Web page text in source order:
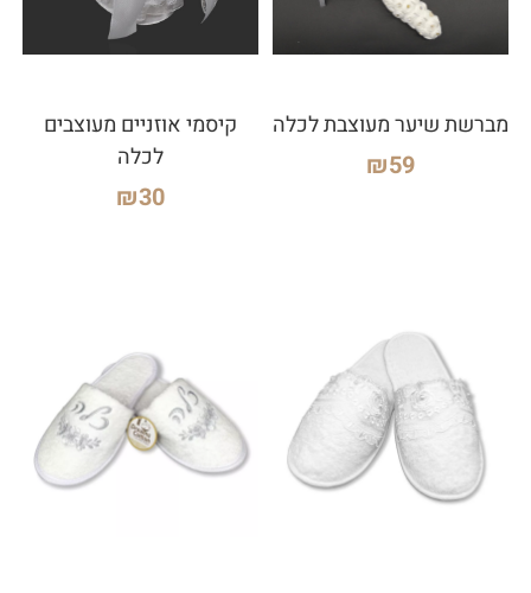
מברשת שיער מעוצבת לכלה
₪59
קיסמי אוזניים מעוצבים
לכלה
₪30